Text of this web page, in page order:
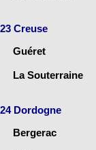
23 Creuse
Guéret
La Souterraine
24 Dordogne
Bergerac